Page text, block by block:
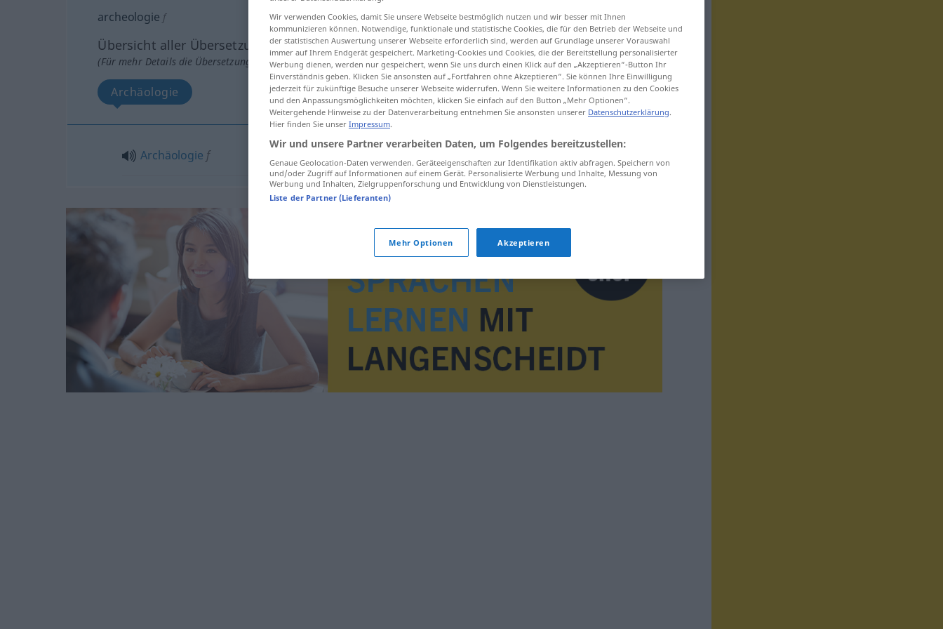
archeologie f
Übersicht aller Übersetzungen
(Für mehr Details die Übersetzung anklicken/antippen)
Archäologie
Archäologie f
Wir verwenden Cookies, damit Sie unsere Webseite bestmöglich nutzen und wir besser mit Ihnen
kommunizieren können. Notwendige, funktionale und statistische Cookies, die für den Betrieb der Webseite und
der statistischen Auswertung unserer Webseite erforderlich sind, werden auf Grundlage unserer Vorauswahl
immer auf Ihrem Endgerät gespeichert. Marketing-Cookies und Cookies, die der Bereitstellung personalisierter
Werbung dienen, werden nur gespeichert, wenn Sie uns durch einen Klick auf den „Akzeptieren“-Button Ihr
Einverständnis geben. Klicken Sie ansonsten auf „Fortfahren ohne Akzeptieren“. Sie können Ihre Einwilligung
jederzeit für zukünftige Besuche unserer Webseite widerrufen. Wenn Sie weitere Informationen zu den Cookies
und den Anpassungsmöglichkeiten möchten, klicken Sie einfach auf den Button „Mehr Optionen“.
Weitergehende Hinweise zu der Datenverarbeitung entnehmen Sie ansonsten unserer Datenschutzerklärung.
Hier finden Sie unser Impressum.
Wir und unsere Partner verarbeiten Daten, um Folgendes bereitzustellen:
Genaue Geolocation-Daten verwenden. Geräteeigenschaften zur Identifikation aktiv abfragen. Speichern von
und/oder Zugriff auf Informationen auf einem Gerät. Personalisierte Werbung und Inhalte, Messung von
Werbung und Inhalten, Zielgruppenforschung und Entwicklung von Dienstleistungen.
Liste der Partner (Lieferanten)
Mehr Optionen Akzeptieren